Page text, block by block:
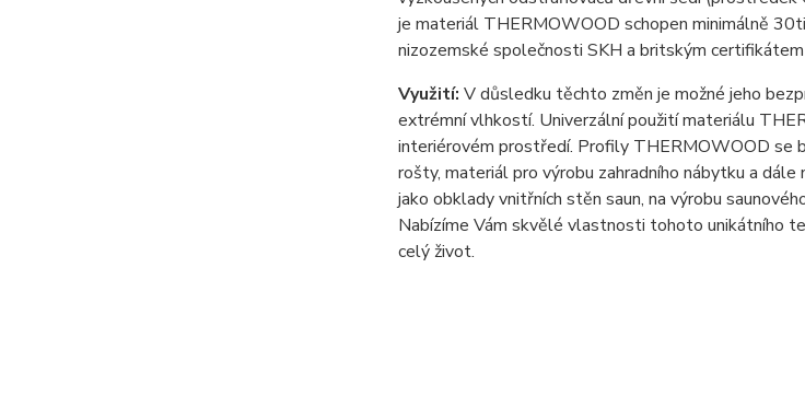
je materiál THERMOWOOD schopen minimálně
nizozemské společnosti SKH a britským certifikátem
Využití: V důsledku těchto změn je možné jeho
extrémní vlhkostí. Univerzální použití materiálu
interiérovém prostředí. Profily THERMOWOOD se
rošty, materiál pro výrobu zahradního nábytku a
jako obklady vnitřních stěn saun, na výrobu
Nabízíme Vám skvělé vlastnosti tohoto unikátního
celý život.